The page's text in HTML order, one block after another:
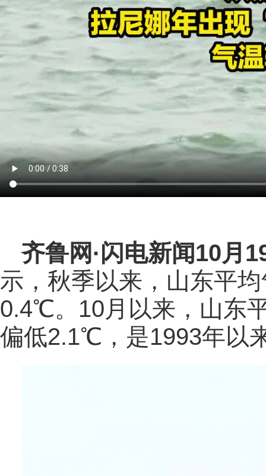
齐鲁网 ·闪电新闻10月
示，秋季以来，山东平
0.4℃。10月以来，山东
偏低2.1℃，是1993年以